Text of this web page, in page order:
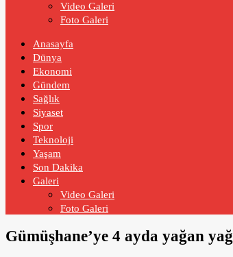
Video Galeri
Foto Galeri
Anasayfa
Dünya
Ekonomi
Gündem
Sağlık
Siyaset
Spor
Teknoloji
Yaşam
Son Dakika
Galeri
Video Galeri
Foto Galeri
Gümüşhane’ye 4 ayda yağan